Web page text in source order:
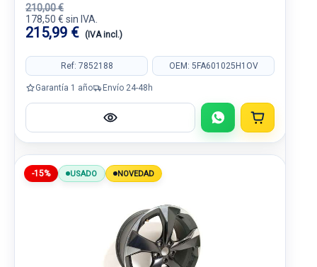
210,00 €
178,50 € sin IVA.
215,99 € (IVA incl.)
Ref: 7852188 OEM: 5FA601025H1OV
Garantía 1 año Envío 24-48h
-15% USADO NOVEDAD